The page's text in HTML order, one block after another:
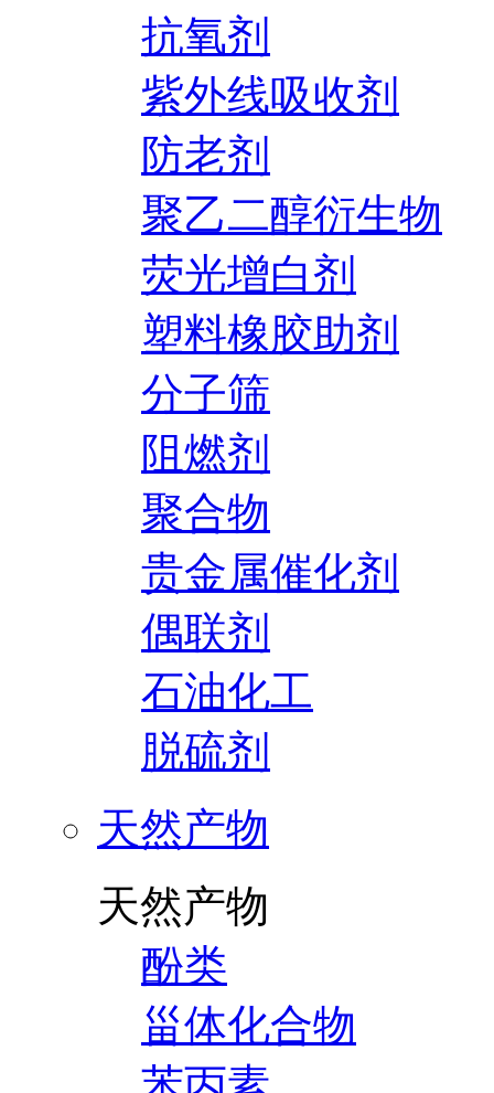
抗氧剂
紫外线吸收剂
防老剂
聚乙二醇衍生物
荧光增白剂
塑料橡胶助剂
分子筛
阻燃剂
聚合物
贵金属催化剂
偶联剂
石油化工
脱硫剂
天然产物
天然产物
酚类
甾体化合物